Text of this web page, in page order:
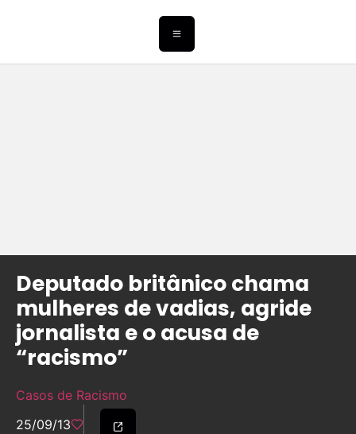
Deputado britânico chama
mulheres de vadias, agride
jornalista e o acusa de
“racismo”
Casos de Racismo
25/09/13